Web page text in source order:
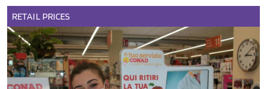
RETAIL PRICES